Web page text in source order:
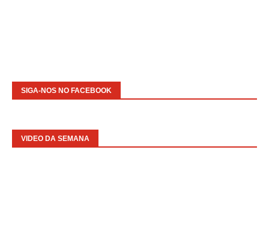
SIGA-NOS NO FACEBOOK
VIDEO DA SEMANA